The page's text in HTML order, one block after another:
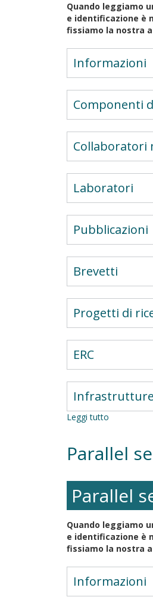
Quando leggiamo
e identificazione è
fissiamo la nostra
Informazioni
Componenti
Collaboratori
Laboratori
Pubblicazioni
Brevetti
Progetti di
ERC
Infrastrutture
Leggi tutto
reading
words
during
the
life-
span
Parallel
Parallel
Quando leggiamo
e identificazione è
fissiamo la nostra
Informazioni